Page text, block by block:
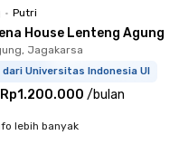
• Putri
House Lenteng Agung
Jagakarsa
dari Universitas Indonesia UI
Rp1.200.000 /bulan
lebih banyak